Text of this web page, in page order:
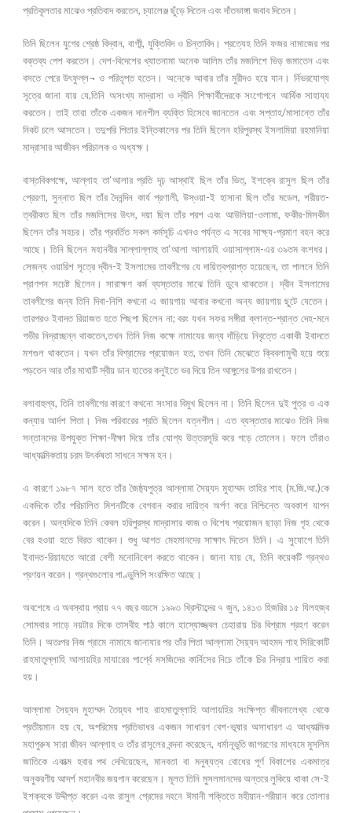
প্রতিকূলতার মাঝেও প্রতিবাদ করতেন, চ্যালেঞ্জ ছুঁড়ে দিতেন এবং দাঁতভাঙ্গা জবাব দিতেন।
তিনি ছিলেন যুগের শ্রেষ্ঠ বিদ্বান, বাগ্মী, যুক্তিবিদ ও চিন্তাবিদ। প্রত্যেহ তিনি ফজর নামাজের পর
বক্তব্য পেশ করতেন। দেশ-বিদেশের খ্যাতনামা অনেক আলিম তাঁর মজলিশে ভিড় জমাতেন এবং
বসতে পেরে উৎফুল্ল¬ ও পরিতৃপ্ত হতেন। অনেকে আবার তাঁর মুরীদও হয়ে যান। র্নিভরযোগ্য
সূত্রে জানা যায় যে,তিনি অসংখ্য মাদ্রাসা ও দ্বীনি শিক্ষার্থীদেরকে সংগোপনে আর্থিক সাহায্য
করতেন। তাই তারা তাঁকে একজন দানশীল ব্যক্তি হিসেবে জানতেন এবং সপ্তাহ/মাসান্তে তাঁর
নিকট চলে আসতেন। তদুপরি পিতার ইন্তিকালের পর তিনি ছিলেন হরিপুরস্থ ইসলামিয়া রহমানিয়া
মাদ্রাসার আজীবন পরিচালক ও অধ্যক্ষ।
বাস্তবিকপক্ষে, আল্লাহ তা‘আলার প্রতি দৃঢ় আস্থাই ছিল তাঁর ভিত্, ইশক্বে রাসুল ছিল তাঁর
প্রেরণা, সুন্নাত ছিল তাঁর দৈনন্দিন কার্য প্রণালী, উস্ওয়া-ই হাসানা ছিল তাঁর মডেল, শরীয়ত-
ত্বরীকত ছিল তাঁর মজলিসের উৎস, দয়া ছিল তাঁর পরশ এবং আউলিয়া-ওলামা, ফকীর-মিসকীন
ছিলেন তাঁর সহচর। তাঁর প্রবর্তিত সকল কর্মসূচি এখনও পর্যন্ত এ সবের সাক্ষ্য-প্রমাণ বহন করে
আছে। তিনি ছিলেন মহানবীর সাল্লাল্লাহু তা‘আলা আলায়হি ওয়াসাল্লাম-এর ৩৯তম বংশধর।
সেজন্য ওয়ারিশ সূত্রে দ্বীন-ই ইসলামের তাবলীগের যে দায়িত্বপ্রাপ্ত হয়েছেন, তা পালনে তিনি
প্রাণপন সচেষ্ট ছিলেন। সারাক্ষণ কর্ম ব্যস্ততার মাঝে তিনি ডুবে থাকতেন। দ্বীন ইসলামের
তাবলীগের জন্য তিনি দিবা-নিশি কখনো এ জায়গায় আবার কখনো অন্য জায়গায় ছুটে যেতেন।
তারপরও ইবাদত রিয়াজত হতে পিছপা ছিলেন না; বরং যখন সফর সঙ্গীরা ক্লান্ত-শ্রান্ত দেহ-মনে
গভীর নিদ্রাচ্ছন্ন থাকতেন,তখন তিনি নিজ কক্ষে নামাযের জন্য দাঁড়িয়ে নিবৃত্তে একাকী ইবাদতে
মশগুল থাকতেন। যখন তাঁর বিশ্রামের প্রয়োজন হত, তখন তিনি মেঝেতে ক্বিবলামুখী হয়ে শুয়ে
পড়তেন আর তাঁর মাথাটি স্বীয় ডান হাতের কনুইতে ভর দিয়ে তিন আঙ্গুলের উপর রাখতেন।
বলাবাহুল্য, তিনি তাবলীগের কারণে কখনো সংসার বিমুখ ছিলেন না। তিনি ছিলেন দুই পুত্র ও এক
কন্যার আর্দশ পিতা। নিজ পরিবারের প্রতি ছিলেন যত্নশীল। এত ব্যস্ততার মাঝেও তিনি নিজ
সন্তানদের উপযুক্ত শিক্ষা-দীক্ষা দিয়ে তাঁর যোগ্য উত্তরসূরি করে গড়ে তোলেন। ফলে তাঁরাও
আধ্যাত্মিকতায় চরম উৎর্কষতা সাধনে সক্ষম হন।
এ কারণে ১৯৮৭ সাল হতে তাঁর জৈষ্ঠ্যপুত্র আল্লামা সৈয়্যদ মুহাম্মদ তাহির শাহ (ম.জি.আ.)কে
একদিকে তাঁর পরিচালিত মিশনটিকে বেগবান করার দায়িত্ব অর্পণ করে নিশ্চিন্তে অবকাশ যাপন
করেন। অন্যদিকে তিনি কেবল হরিপুরস্থ মাদ্রাসার কাজ ও বিশেষ প্রয়োজন ছাড়া নিজ গৃহ থেকে
বের হওয়া হতে বিরত থাকেন। শুধু আগত মেহমানদের সাক্ষাৎ দিতেন তিনি। এ সুযোগে তিনি
ইবাদত-রিয়াযতে আরো বেশী মনোনিবেশ করতে থাকেন। জানা যায় যে, তিনি কয়েকটি গ্রন্থও
প্রণয়ন করেন। গ্রন্থগুলোর পাণ্ডুলিপি সংরক্ষিত আছে।
অবশেষে এ অবস্থায় প্রায় ৭৭ বছর বয়সে ১৯৯৩ খ্রিস্টাব্দের ৭ জুন, ১৪১৩ হিজরির ১৫ যিলহজ্ব
সোমবার সাড়ে নয়টার দিকে তাসবীহ পাঠ কালে হাস্যোজ্জ্বল চেহারায় চির বিশ্রাম গ্রহণ করেন
তিনি। অতঃপর নিজ গ্রামে নামাযে জানাযার পর তাঁর পিতা আল্লামা সৈয়্যদ আহমদ শাহ সিরিকোটি
রাহমাতুল্লাহি আলায়হির মাযারের পার্শ্বে মসজিদের কার্নিসের নিচে তাঁকে চির নিদ্রায় শায়িত করা
হয়।
আল্লামা সৈয়্যদ মুহাম্মদ তৈয়্যব শাহ রাহমাতুল্লাহি আলায়হির সংক্ষিপ্ত জীবনালেখ্য থেকে
প্রতীয়মান হয় যে, অপরিমেয় প্রতিভাধর একজন সাধারণ বেশ-ভূষার অসাধারণ এ আধ্যাত্মিক
মহাপুরুষ সারা জীবন আল্লাহ ও তাঁর রাসূলের বন্দনা করেছেন, ধর্মানূভুতি জাগরণের মাধ্যমে মুসলিম
জাতিকে একাত্ম হবার পথ দেখিয়েছেন, মানবতা বা মনুষ্যত্ব বোধের পূর্ণ বিকাশের একমাত্র
অনুকরণীয় আদর্শ মহানবীর জয়গান করেছেন। মূলত তিনি মুসলমানদের অন্তরে লুকিয়ে থাকা সে-ই
ইশক্বকে উদ্দীপ্ত করেন এবং রাসুল প্রেমের দহনে ঈমানী শক্তিতে মহীয়ান-গরীয়ান করে তোলার